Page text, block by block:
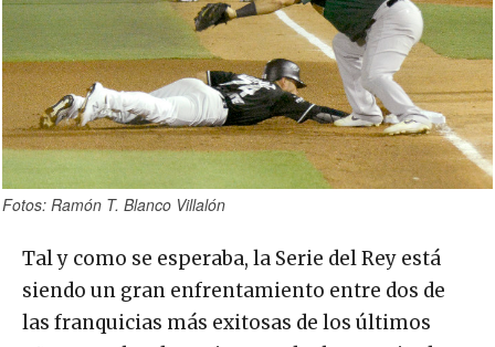
Fotos: Ramón T. Blanco Villalón
Tal y como se esperaba, la Serie del Rey está
siendo un gran enfrentamiento entre dos de
las franquicias más exitosas de los últimos